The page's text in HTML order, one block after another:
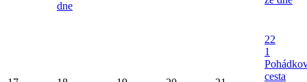
dne
22
1
cesta